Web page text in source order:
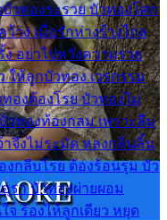
วทองระรวย บัวทองโศก
ว้าง เมื่อรักห่างร้างไกล
อย่าไปหวังความรวย
ให้ลูกบัวทอง เวรกรรม
องต้องโรย บัวทองไม่
วทองท้องกลม เพราะลืม
จึงไม่ระมัด หลงกลิ่นลิ้น
งกลีบโรย ต้องร้อนรุม บัว
รา บัวทองผ่ายผอม
จ ร้องไห้ลูกเดียว หยุด